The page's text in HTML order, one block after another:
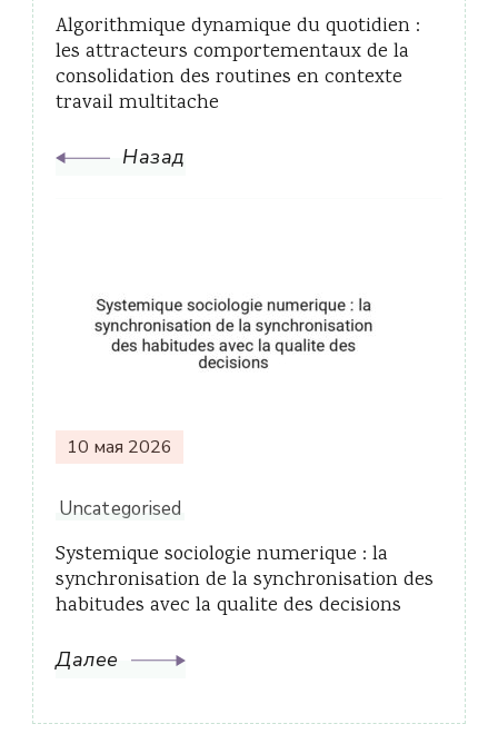
Algorithmique dynamique du quotidien :
les attracteurs comportementaux de la
consolidation des routines en contexte
travail multitache
Назад
10 мая 2026
Uncategorised
Systemique sociologie numerique : la
synchronisation de la synchronisation des
habitudes avec la qualite des decisions
Далее